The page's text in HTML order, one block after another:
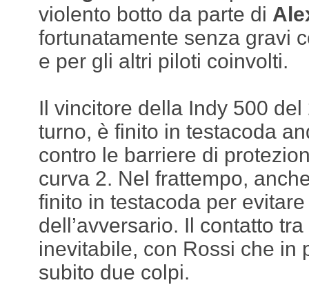
violento botto da parte di
fortunatamente senza gravi
e per gli altri piloti coinvolti.
Il vincitore della Indy 500
turno, è finito in testacoda
contro le barriere di
curva 2. Nel frattempo,
finito in testacoda per
dell’avversario. Il contatto
inevitabile, con Rossi che in
subito due colpi.